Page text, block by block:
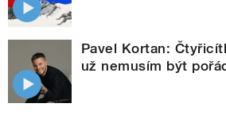
Pavel Kortan:
už nemusím být